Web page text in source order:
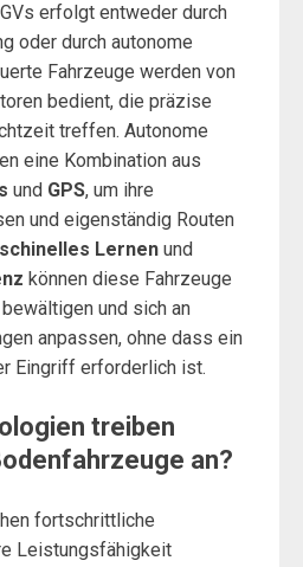
erfolgt entweder durch
oder durch autonome
Fahrzeuge werden von
bedient, die präzise
treffen. Autonome
eine Kombination aus
und GPS, um ihre
und eigenständig Routen
Lernen und
können diese Fahrzeuge
und sich an
anpassen, ohne dass ein
Eingriff erforderlich ist.
treiben
an?
fortschrittliche
Leistungsfähigkeit